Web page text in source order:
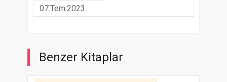
07.Tem.2023
Benzer Kitaplar